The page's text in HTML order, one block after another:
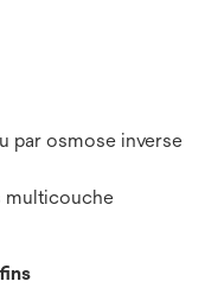
par osmose inverse
multicouche